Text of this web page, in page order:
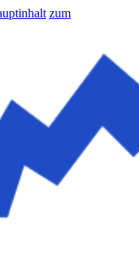
zum